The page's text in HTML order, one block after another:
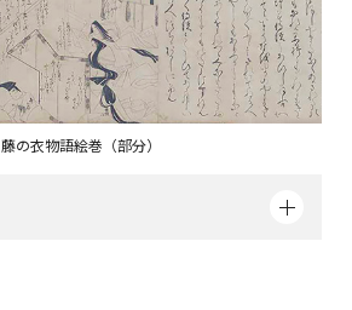
藤の衣物語絵巻（部分）